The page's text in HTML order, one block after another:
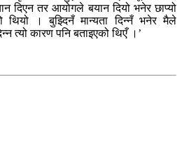
दिएन तर आयोगले बयान दियो भनेर छाप्यो
थियो । बुझ्दिनँ मान्यता दिन्नँ भनेर मैले
त्यो कारण पनि बताइएको थिएँ ।’